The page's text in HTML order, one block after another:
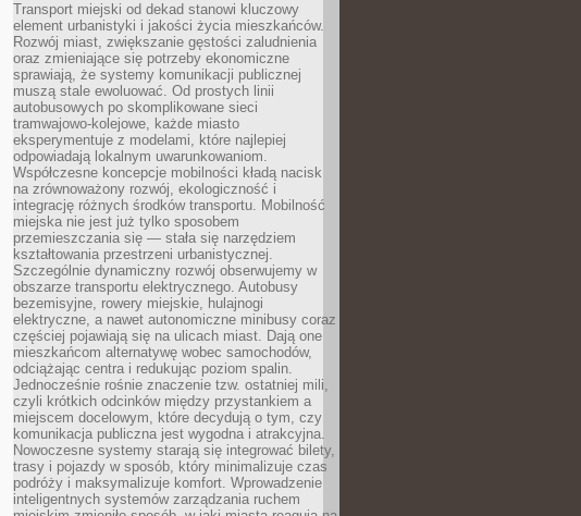
Transport miejski od dekad stanowi kluczowy
element urbanistyki i jakości życia mieszkańców.
Rozwój miast, zwiększanie gęstości zaludnienia
oraz zmieniające się potrzeby ekonomiczne
sprawiają, że systemy komunikacji publicznej
muszą stale ewoluować. Od prostych linii
autobusowych po skomplikowane sieci
tramwajowo-kolejowe, każde miasto
eksperymentuje z modelami, które najlepiej
odpowiadają lokalnym uwarunkowaniom.
Współczesne koncepcje mobilności kładą nacisk
na zrównoważony rozwój, ekologiczność i
integrację różnych środków transportu. Mobilność
miejska nie jest już tylko sposobem
przemieszczania się — stała się narzędziem
kształtowania przestrzeni urbanistycznej.
Szczególnie dynamiczny rozwój obserwujemy w
obszarze transportu elektrycznego. Autobusy
bezemisyjne, rowery miejskie, hulajnogi
elektryczne, a nawet autonomiczne minibusy coraz
częściej pojawiają się na ulicach miast. Dają one
mieszkańcom alternatywę wobec samochodów,
odciążając centra i redukując poziom spalin.
Jednocześnie rośnie znaczenie tzw. ostatniej mili,
czyli krótkich odcinków między przystankiem a
miejscem docelowym, które decydują o tym, czy
komunikacja publiczna jest wygodna i atrakcyjna.
Nowoczesne systemy starają się integrować bilety,
trasy i pojazdy w sposób, który minimalizuje czas
podróży i maksymalizuje komfort. Wprowadzenie
inteligentnych systemów zarządzania ruchem